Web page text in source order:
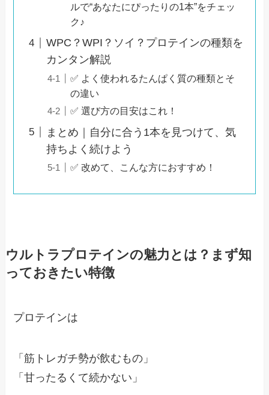
ルで“あなたにぴったりの1本”をチェッ
ク♪
WPC？WPI？ソイ？プロテインの種類を
カンタン解説
✅ よく使われるたんぱく質の種類とそ
の違い
✅ 選び方の目安はこれ！
まとめ｜自分に合う1本を見つけて、気
持ちよく続けよう
✅ 改めて、こんな方におすすめ！
ウルトラプロテインの魅力とは？まず知
っておきたい特徴
プロテインは
「筋トレガチ勢が飲むもの」
「甘ったるくて続かない」